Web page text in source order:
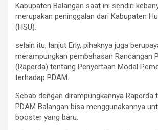
Kabupaten Balangan saat ini sendiri
merupakan peninggalan dari Kabupaten
(HSU).
selain itu, lanjut Erly, pihaknya juga
merampungkan pembahasan Rancangan
(Raperda) tentang Penyertaan Modal
terhadap PDAM.
Sebab dengan dirampungkannya Raperda
PDAM Balangan bisa menggunakannya
booster yang baru.